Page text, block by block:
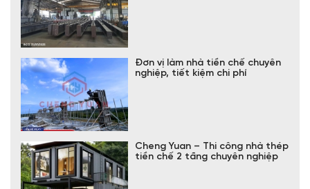
Đơn vị làm nhà tiền chế chuyên
nghiệp, tiết kiệm chi phí
Cheng Yuan – Thi công nhà thép
tiền chế 2 tầng chuyên nghiệp